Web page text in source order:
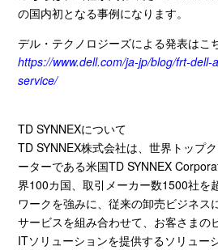
の国内初となる事例になります。
デル・テクノロジーズによる発表はこ
https://www.dell.com/ja-jp/blog/frt-
service/
TD SYNNEXについて
TD SYNNEX株式会社は、世界トップ
ーターである米国TD SYNNEX
界100カ国、取引メーカー数1500社を
ワークを強みに、従来の卸売ビジネス
サービスを組み合わせて、お客さまの
ITソリューションを提供するソリュー